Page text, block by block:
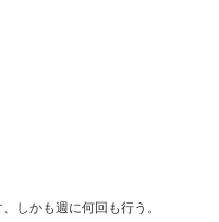
しかも週に何回も行う。